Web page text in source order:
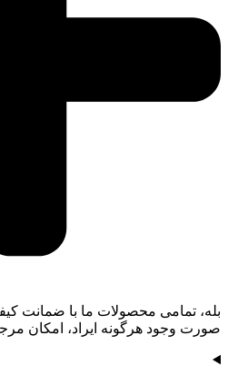
بله، تمامی محصولات ما با ضمانت
صورت وجود هرگونه ایراد، امکان